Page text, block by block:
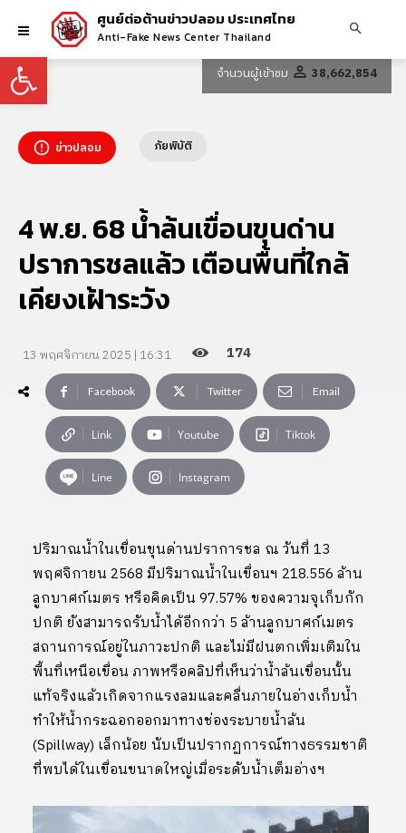
Open toolbar
ศูนย์ต่อต้านข่าวปลอม ประเทศไทย
Anti-Fake News Center Thailand
จำนวนผู้เข้าชม 38,662,854
ข่าวปลอม ภัยพิบัติ
4 พ.ย. 68 น้ำล้นเขื่อนขุนด่าน
ปราการชลแล้ว เตือนพื้นที่ใกล้
เคียงเฝ้าระวัง
13 พฤศจิกายน 2025 | 16:31 174
Facebook Twitter Email
Link Youtube Tiktok
Line Instagram
ปริมาณน้ำในเขื่อนขุนด่านปราการชล ณ วันที่ 13
พฤศจิกายน 2568 มีปริมาณน้ำในเขื่อนฯ 218.556 ล้าน
ลูกบาศก์เมตร หรือคิดเป็น 97.57% ของความจุเก็บกัก
ปกติ ยังสามารถรับน้ำได้อีกกว่า 5 ล้านลูกบาศก์เมตร
สถานการณ์อยู่ในภาวะปกติ และไม่มีฝนตกเพิ่มเติมใน
พื้นที่เหนือเขื่อน ภาพหรือคลิปที่เห็นว่าน้ำล้นเขื่อนนั้น
แท้จริงแล้วเกิดจากแรงลมและคลื่นภายในอ่างเก็บน้ำ
ทำให้น้ำกระฉอกออกมาทางช่องระบายน้ำล้น
(Spillway) เล็กน้อย นับเป็นปรากฏการณ์ทางธรรมชาติ
ที่พบได้ในเขื่อนขนาดใหญ่เมื่อระดับน้ำเต็มอ่างฯ